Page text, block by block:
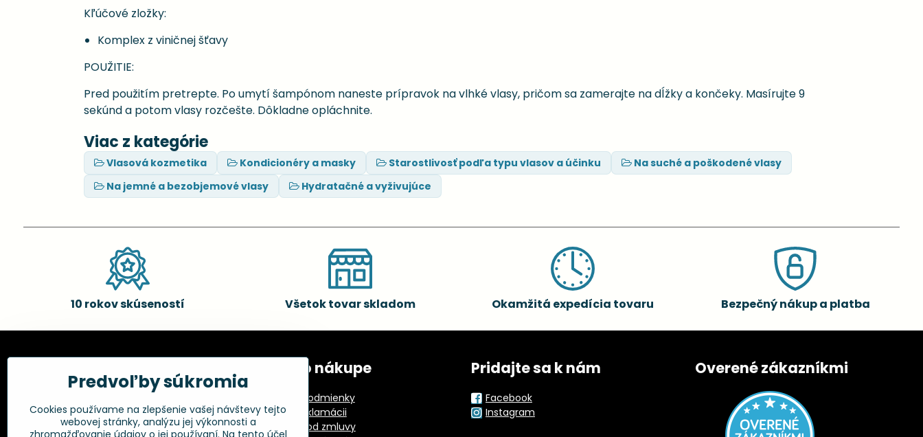
Kľúčové zložky:
Komplex z viničnej šťavy
POUŽITIE:
Pred použitím pretrepte. Po umytí šampónom naneste prípravok na vlhké vlasy, pričom sa zamerajte na dĺžky a končeky. Masírujte 9
sekúnd a potom vlasy rozčešte. Dôkladne opláchnite.
Viac z kategórie
Vlasová kozmetika Kondicionéry a masky Starostlivosť podľa typu vlasov a účinku
Na suché a poškodené vlasy
Na jemné a bezobjemové vlasy
Hydratačné a vyživujúce
10 rokov skúseností Všetok tovar skladom Okamžitá expedícia tovaru Bezpečný nákup a platba
Kadernícke potreby, s.r.o.
Fakturačné údaje:
Kadernícke potreby, s.r.o.
Klincová 37
Všetko o nákupe
Obchodné podmienky
Postup pri reklamácii
Odstúpenie od zmluvy
Pridajte sa k nám
Facebook
Instagram
Overené zákazníkmi
Predvoľby súkromia
Cookies používame na zlepšenie vašej návštevy tejto
webovej stránky, analýzu jej výkonnosti a
zhromažďovanie údajov o jej používaní. Na tento účel